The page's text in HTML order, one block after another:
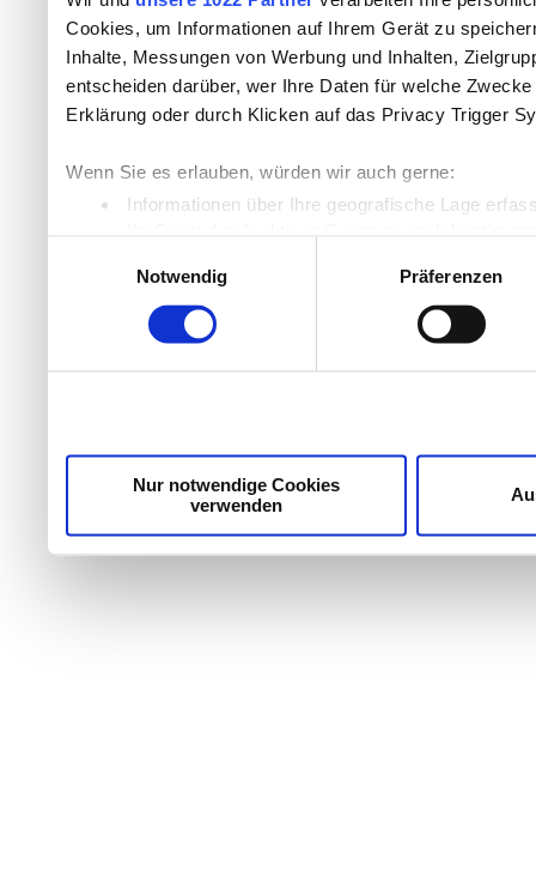
Cookies, um Informationen auf Ihrem Gerät zu
Inhalte, Messungen von Werbung und Inhalten,
entscheiden darüber, wer Ihre Daten für welche
Erklärung oder durch Klicken auf das Privacy Trigger
Wenn Sie es erlauben, würden wir auch gerne:
Informationen über Ihre geografische Lage
Wir verwenden Cookies, um Inhalte und Anzeigen zu
die Zugriffe auf unsere Website zu analysieren.
Dienste gesammelt haben.
Notwendig
Präferenzen
Nur notwendige Cookies
verwenden